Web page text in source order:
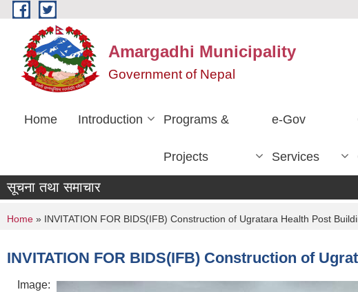
Skip to main content
Amargadhi Municipality
Government of Nepal
Home Introduction Programs &
Projects
e-Gov
Services
सूचना तथा समाचार
You are here
Home » INVITATION FOR BIDS(IFB) Construction of Ugratara Health Post
INVITATION FOR BIDS(IFB) Construction of
Image: